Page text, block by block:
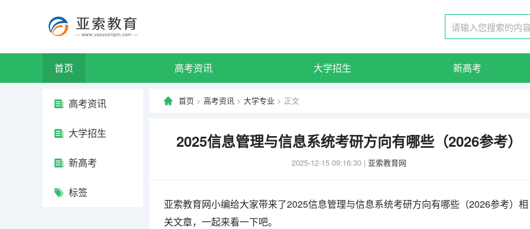
首页 高考资讯 大学招生 新高考
高考资讯
大学招生
新高考
标签
首页 > 高考资讯 > 大学专业 > 正文
2025信息管理与信息系统考研方向有哪些（2026参考）
2025-12-15 09:16:30 | 亚索教育网
亚索教育网小编给大家带来了2025信息管理与信息系统考研方向有哪些（2026参考）相
关文章，一起来看一下吧。